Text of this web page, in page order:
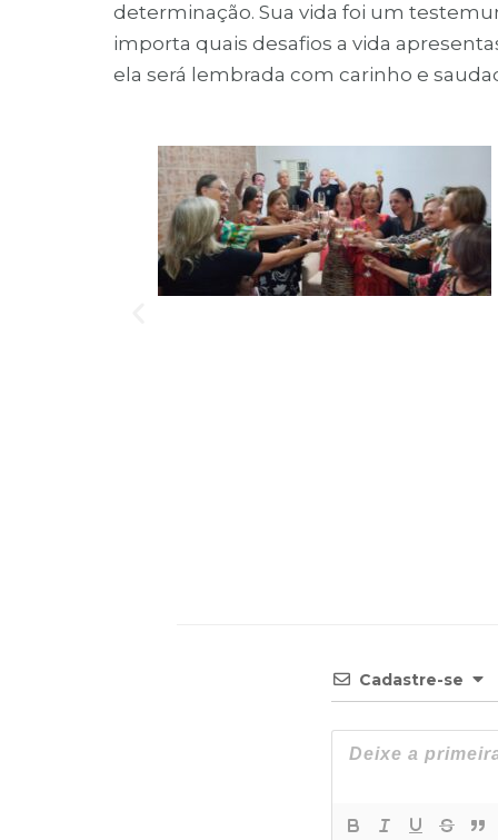
determinação. Sua vida foi um
importa quais desafios a vida
ela será lembrada com carinho e
Cadastre-se